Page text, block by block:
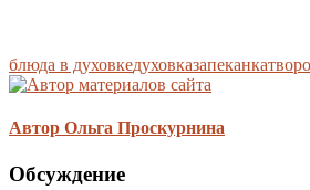
блюда в духовкедуховказапеканка
Автор Ольга Проскурнина
Обсуждение